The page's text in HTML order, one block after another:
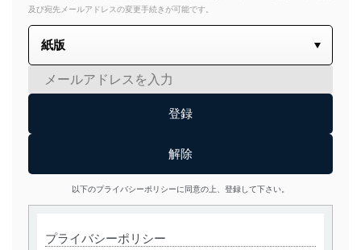
及び宛先メールアドレスの変更手続きが可能です。
以下のプライバシーポリシーに同意の上、登録して下さい。
プライバシーポリシー